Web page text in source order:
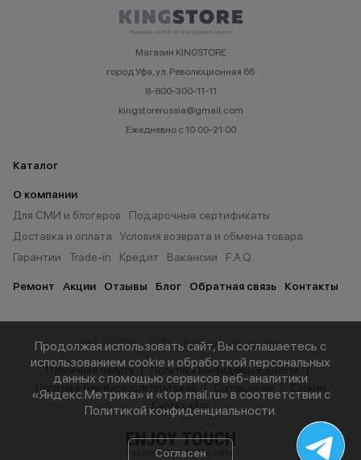
Магазин KINGSTORE
город Уфа, ул. Революционная 66
8-800-300-11-11
kingstorerussia@gmail.com
Ежедневно с 10:00-21:00
Каталог
О компании
Для СМИ и блогеров
Подарочные сертификаты
Доставка и оплата
Условия возврата и обмена товара
Гарантии
Trade-in Кредит Вакансии F.A.Q.
Ремонт Акции Отзывы Блог Обратная связь Контакты
© KINGSTORE 2026 г. Все права защищены.
Публичная оферта
Политика конфиденциальности
Политика безопасности платежей
Карта сайта
Продолжая использовать сайт, Вы соглашаетесь с
использованием cookie и обработкой персональных
данных с помощью сервисов веб-аналитики
«Яндекс.Метрика» и «top.mail.ru» в соответствии с
Политикой конфиденциальности.
Согласен